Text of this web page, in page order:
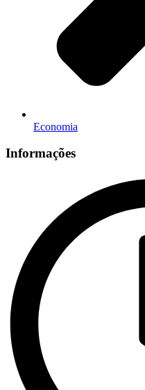
Economia
Informações